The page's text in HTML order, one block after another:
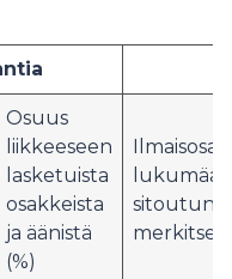
Osuus
liikkeeseen
lasketuista
osakkeista
ja äänistä
(%)